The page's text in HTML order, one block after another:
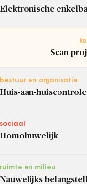
Elektronische
Scan
bestuur en organisatie
Huis-aan-
sociaal
Homohuwelijk
ruimte en milieu
Nauwelijks